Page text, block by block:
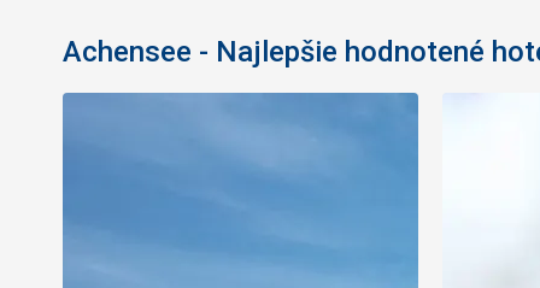
Achensee - Najlepšie hodnotené